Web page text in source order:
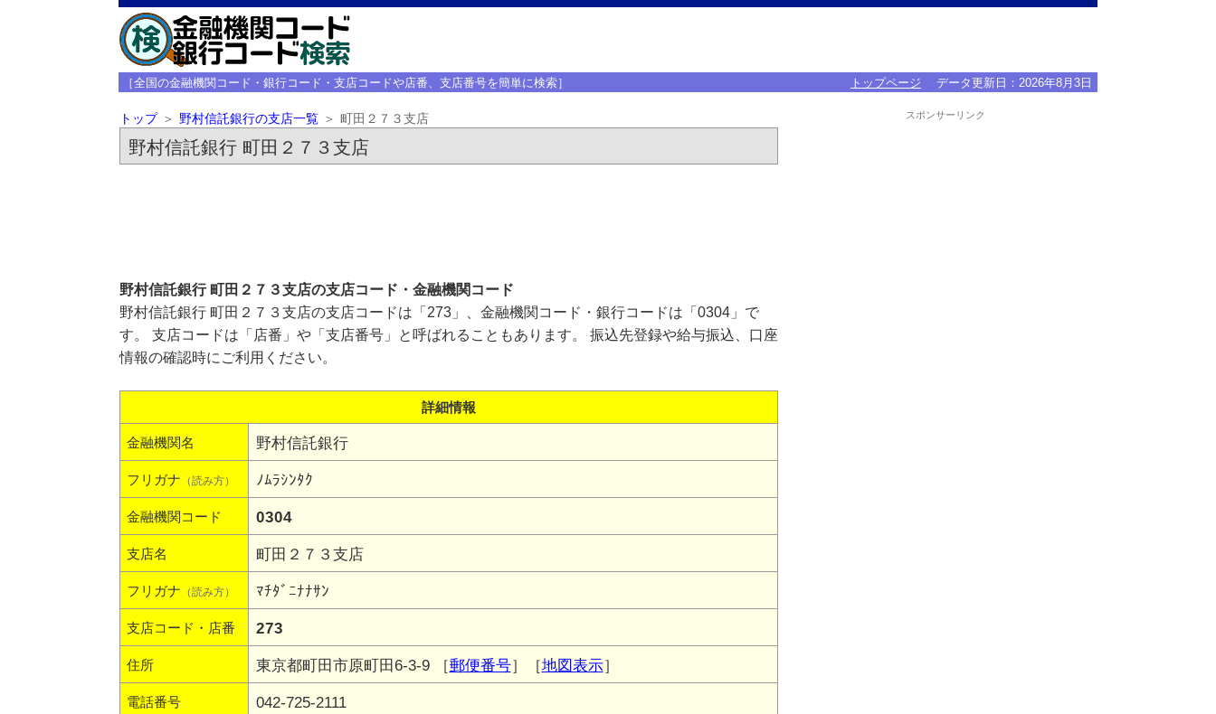
［全国の金融機関コード・銀行コード・支店コードや店番、支店番号を簡単に検索］ トップページ データ更新日： 2026年8月3日
トップ 野村信託銀行の支店一覧 町田２７３支店
野村信託銀行 町田２７３支店
野村信託銀行 町田２７３支店の支店コード・金融機関コード
野村信託銀行 町田２７３支店の支店コードは「273」、金融機関コード・銀行コードは「0304」で
す。 支店コードは「店番」や「支店番号」と呼ばれることもあります。 振込先登録や給与振込、口座
情報の確認時にご利用ください。
詳細情報
金融機関名 野村信託銀行
フリガナ （読み方） ﾉﾑﾗｼﾝﾀｸ
金融機関コード 0304
支店名 町田２７３支店
フリガナ （読み方） ﾏﾁﾀﾞﾆﾅﾅｻﾝ
支店コード・店番 273
住所 東京都町田市原町田6-3-9 ［郵便番号］［地図表示］
電話番号 042-725-2111
スポンサーリンク